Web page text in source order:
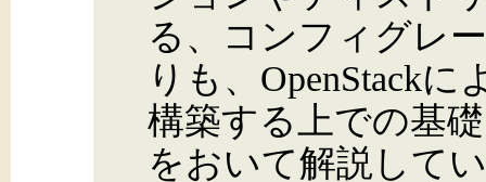
る、コンフィグレ
りも、OpenStack
構築する上での基
をおいて解説して